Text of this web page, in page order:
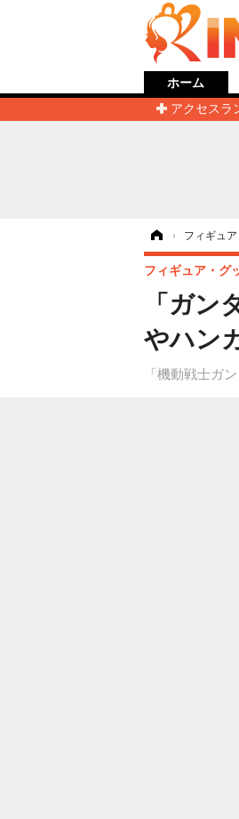
ホーム
アクセスラ
› フィギュ
「ガ
やハン
「機動戦士ガ
フィギュア・グ